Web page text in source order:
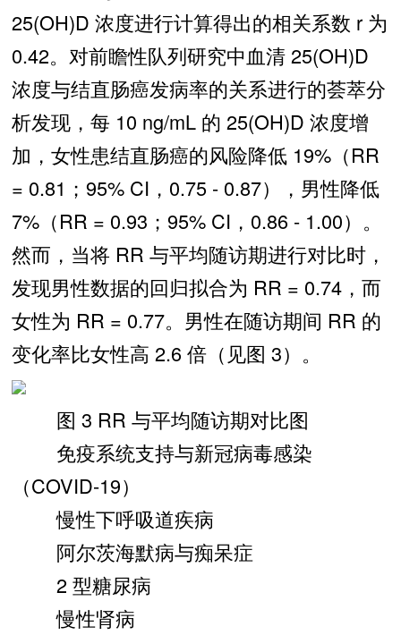
25(OH)D 浓度进行计算得出的相关系数 r 为
0.42。对前瞻性队列研究中血清 25(OH)D
浓度与结直肠癌发病率的关系进行的荟萃分
析发现，每 10 ng/mL 的 25(OH)D 浓度增
加，女性患结直肠癌的风险降低 19%（RR
= 0.81；95% CI，0.75 - 0.87），男性降低
7%（RR = 0.93；95% CI，0.86 - 1.00）。
然而，当将 RR 与平均随访期进行对比时，
发现男性数据的回归拟合为 RR = 0.74，而
女性为 RR = 0.77。男性在随访期间 RR 的
变化率比女性高 2.6 倍（见图 3）。
图 3 RR 与平均随访期对比图
免疫系统支持与新冠病毒感染
（COVID-19）
慢性下呼吸道疾病
阿尔茨海默病与痴呆症
2 型糖尿病
慢性肾病